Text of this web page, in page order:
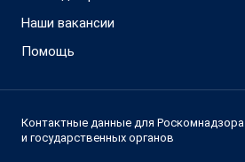
Наши вакансии
Помощь
Контактные данные для Роскомнадзора
и государственных органов